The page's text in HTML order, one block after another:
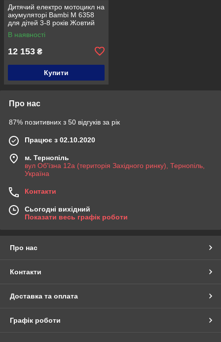
Дитячий електро мотоцикл на
акумуляторі Bambi M 6358
для дітей 3-8 років Жовтий
В наявності
12 153 ₴
Купити
Про нас
87% позитивних з 50 відгуків за рік
Працює з 02.10.2020
м. Тернопіль
вул Об'їзна 12а (територія Західного ринку), Тернопіль,
Україна
Контакти
Сьогодні вихідний
Показати весь графік роботи
Про нас
Контакти
Доставка та оплата
Графік роботи